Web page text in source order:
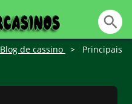
Blog de cassino >
Principais